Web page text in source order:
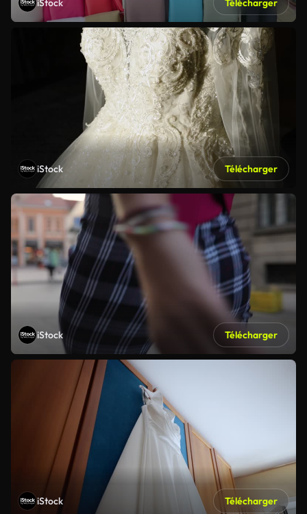
iStock Télécharger
iStock Télécharger
iStock Télécharger
iStock Télécharger